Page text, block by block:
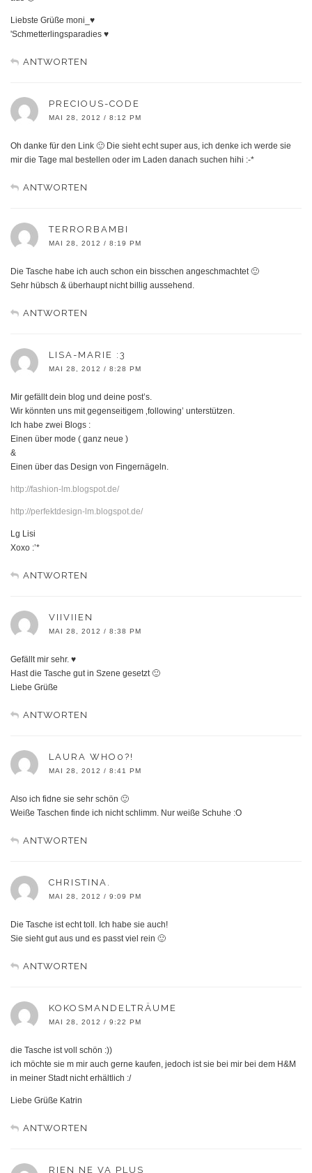
Liebste Grüße moni_♥
'Schmetterlingsparadies ♥
ANTWORTEN
PRECIOUS-CODE
MAI 28, 2012 / 8:12 PM
Oh danke für den Link 🙂 Die sieht echt super aus, ich denke ich werde sie
mir die Tage mal bestellen oder im Laden danach suchen hihi :-*
ANTWORTEN
TERRORBAMBI
MAI 28, 2012 / 8:19 PM
Die Tasche habe ich auch schon ein bisschen angeschmachtet 🙂
Sehr hübsch & überhaupt nicht billig aussehend.
ANTWORTEN
LISA-MARIE :3
MAI 28, 2012 / 8:28 PM
Mir gefällt dein blog und deine post’s.
Wir könnten uns mit gegenseitigem ‚following’ unterstützen.
Ich habe zwei Blogs :
Einen über mode ( ganz neue )
&
Einen über das Design von Fingernägeln.
http://fashion-lm.blogspot.de/
http://perfektdesign-lm.blogspot.de/
Lg Lisi
Xoxo :’*
ANTWORTEN
VIIVIIEN
MAI 28, 2012 / 8:38 PM
Gefällt mir sehr. ♥
Hast die Tasche gut in Szene gesetzt 🙂
Liebe Grüße
ANTWORTEN
LAURA WHO0?!
MAI 28, 2012 / 8:41 PM
Also ich fidne sie sehr schön 🙂
Weiße Taschen finde ich nicht schlimm. Nur weiße Schuhe :O
ANTWORTEN
CHRISTINA.
MAI 28, 2012 / 9:09 PM
Die Tasche ist echt toll. Ich habe sie auch!
Sie sieht gut aus und es passt viel rein 🙂
ANTWORTEN
KOKOSMANDELTRÄUME
MAI 28, 2012 / 9:22 PM
die Tasche ist voll schön :))
ich möchte sie m mir auch gerne kaufen, jedoch ist sie bei mir bei dem H&M
in meiner Stadt nicht erhältlich :/
Liebe Grüße Katrin
ANTWORTEN
RIEN NE VA PLUS